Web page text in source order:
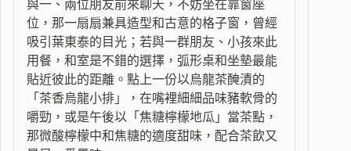
與一、兩位朋友前來聊天，不妨坐在靠窗座
位，那一扇扇兼具造型和古意的格子窗，曾經
吸引葉東泰的目光；若與一群朋友、小孩來此
用餐，和室是不錯的選擇，弧形桌和坐墊最能
貼近彼此的距離。點上一份以烏龍茶醃漬的
「茶香烏龍小排」，在嘴裡細細品味豬軟骨的
嚼勁，或是午後以「焦糖檸檬地瓜」當茶點，
那微酸檸檬中和焦糖的適度甜味，配合茶飲又